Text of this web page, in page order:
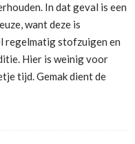
In dat geval is een
want deze is
regelmatig stofzuigen en
Hier is weinig voor
tijd. Gemak dient de